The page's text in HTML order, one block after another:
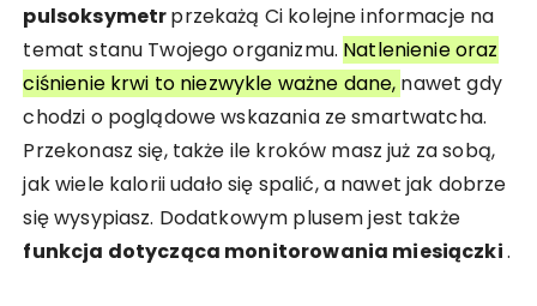
pulsoksymetrprzekażą Ci kolejne informacje na
temat stanu Twojego organizmu. Natlenienie oraz
ciśnienie krwi to niezwykle ważne dane, nawet gdy
chodzi o poglądowe wskazania ze smartwatcha.
Przekonasz się, także ile kroków masz już za sobą,
jak wiele kalorii udało się spalić, a nawet jak dobrze
się wysypiasz. Dodatkowym plusem jest także
funkcja dotycząca monitorowania miesiączki.